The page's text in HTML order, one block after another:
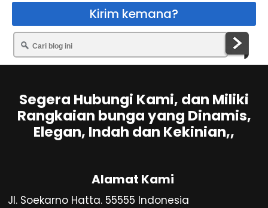
Kirim kemana?
Segera Hubungi Kami, dan Miliki
Rangkaian bunga yang Dinamis,
Elegan, Indah dan Kekinian,,
Alamat Kami
Jl. Soekarno Hatta. 55555 Indonesia